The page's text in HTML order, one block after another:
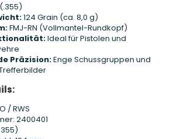
124 Grain (ca. 8,0 g)
FMJ-RN (Vollmantel-Rundkopf)
Ideal für Pistolen und
Präzision:Enge Schussgruppen und
/ RWS
2400401